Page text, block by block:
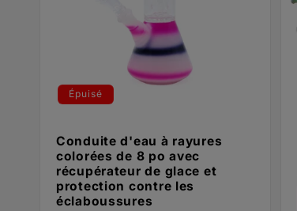
Épuisé
Conduite d'eau à rayures
colorées de 8 po avec
récupérateur de glace et
protection contre les
éclaboussures